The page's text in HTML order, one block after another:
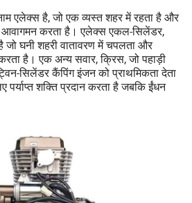
एलेक्स है, जो एक व्यस्त शहर में रहता है और
करता है। एलेक्स एकल-सिलेंडर,
घनी शहरी वातावरण में चपलता और
है। एक अन्य सवार, क्रिस, जो पहाड़ी
सिलेंडर कैंपिंग इंजन को प्राथमिकता देता
पर्याप्त शक्ति प्रदान करता है जबकि ईंधन